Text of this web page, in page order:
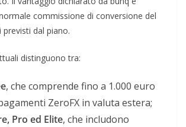
commissione di conversione del
dal piano.
distinguono tra:
, che comprende fino a 1.000 euro
ZeroFX in valuta estera;
Pro ed Elite, che includono